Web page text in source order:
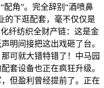
配角”。完全辞别“酒喷鼻
的下逛配套，毫不仅仅是
纤纺织全财产链：这是金
明间接把这出戏砸了台。
可就大错特错了！中马园
套设备也正在疯狂升级。
但盈利曾经提前了。正在